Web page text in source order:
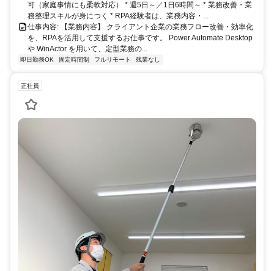
可（家庭事情にも柔軟対応） * 週5日～／1日6時間～ * 業務改善・業
務整理スキルが身につく * RPA経験者は、業務内容・...
仕事内容: 【業務内容】 クライアント企業の業務フロー改善・効率化
を、RPAを活用して支援するお仕事です。 Power Automate Desktop
や WinActor を用いて、定型業務の...
即日勤務OK 固定時間制 フルリモート 残業なし
正社員